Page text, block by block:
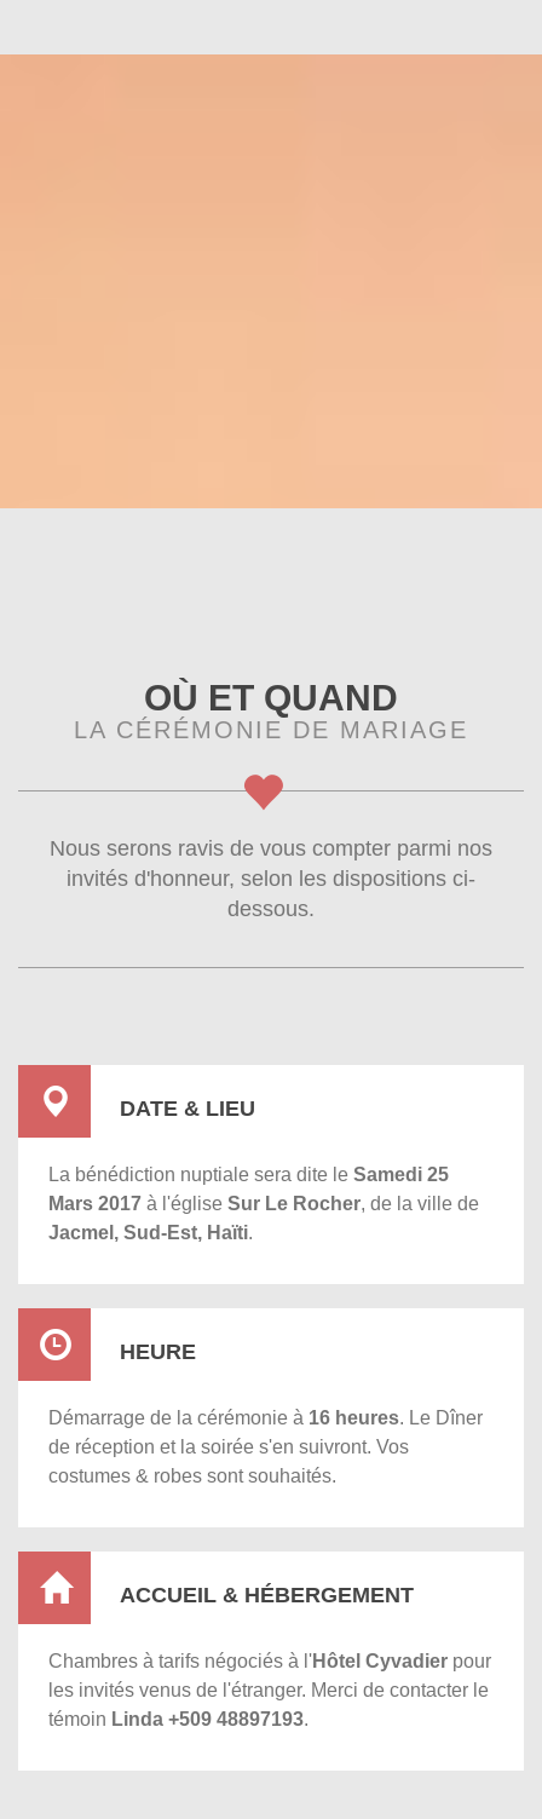
OÙ ET QUAND
LA CÉRÉMONIE DE MARIAGE
Nous serons ravis de vous compter parmi nos
invités d'honneur, selon les dispositions ci-
dessous.
DATE & LIEU
La bénédiction nuptiale sera dite le Samedi 25
Mars 2017 à l'église Sur Le Rocher, de la ville de
Jacmel, Sud-Est, Haïti.
HEURE
Démarrage de la cérémonie à 16 heures. Le Dîner
de réception et la soirée s'en suivront. Vos
costumes & robes sont souhaités.
ACCUEIL & HÉBERGEMENT
Chambres à tarifs négociés à l'Hôtel Cyvadier pour
les invités venus de l'étranger. Merci de contacter le
témoin Linda +509 48897193.